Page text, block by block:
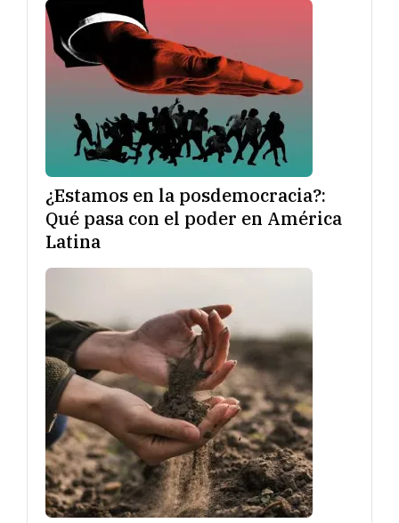
¿Estamos en la posdemocracia?:
Qué pasa con el poder en América
Latina